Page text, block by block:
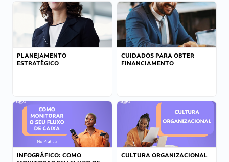
PLANEJAMENTO
ESTRATÉGICO
CUIDADOS PARA OBTER
FINANCIAMENTO
INFOGRÁFICO: COMO
CULTURA ORGANIZACIONAL